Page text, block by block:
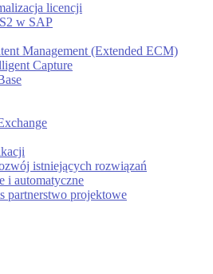
licencji
w SAP
Management (Extended ECM)
Capture
istniejących rozwiązań
i automatyczne
partnerstwo projektowe